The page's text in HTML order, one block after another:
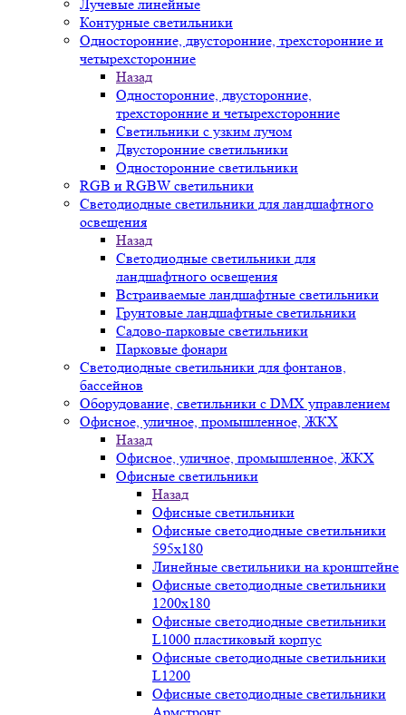
Лучевые линейные
Контурные светильники
Односторонние, двусторонние, трехсторонние и
четырехсторонние
Назад
Односторонние, двусторонние,
трехсторонние и четырехсторонние
Светильники с узким лучом
Двусторонние светильники
Односторонние светильники
RGB и RGBW светильники
Светодиодные светильники для ландшафтного
освещения
Назад
Светодиодные светильники для
ландшафтного освещения
Встраиваемые ландшафтные светильники
Грунтовые ландшафтные светильники
Садово-парковые светильники
Парковые фонари
Светодиодные светильники для фонтанов,
бассейнов
Оборудование, светильники с DMX управлением
Офисное, уличное, промышленное, ЖКХ
Назад
Офисное, уличное, промышленное, ЖКХ
Офисные светильники
Назад
Офисные светильники
Офисные светодиодные светильники
595х180
Линейные светильники на кронштейне
Офисные светодиодные светильники
1200x180
Офисные светодиодные светильники
L1000 пластиковый корпус
Офисные светодиодные светильники
L1200
Офисные светодиодные светильники